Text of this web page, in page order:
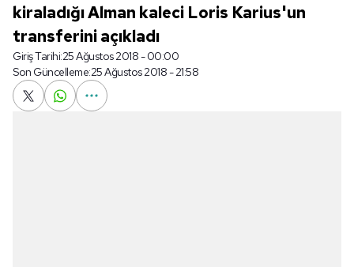
kiraladığı Alman kaleci Loris Karius'un
transferini açıkladı
Giriş Tarihi:25 Ağustos 2018 - 00:00
Son Güncelleme:25 Ağustos 2018 - 21:58